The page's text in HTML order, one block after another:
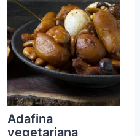
Adafina
vegetariana